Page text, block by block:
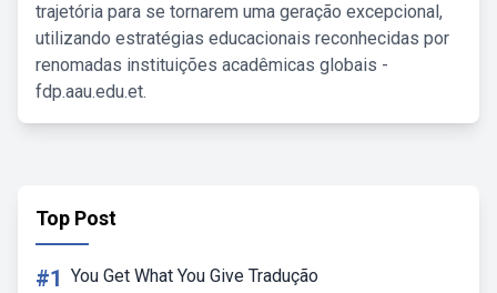
trajetória para se tornarem uma geração excepcional,
utilizando estratégias educacionais reconhecidas por
renomadas instituições acadêmicas globais -
fdp.aau.edu.et.
Top Post
#1 You Get What You Give Tradução